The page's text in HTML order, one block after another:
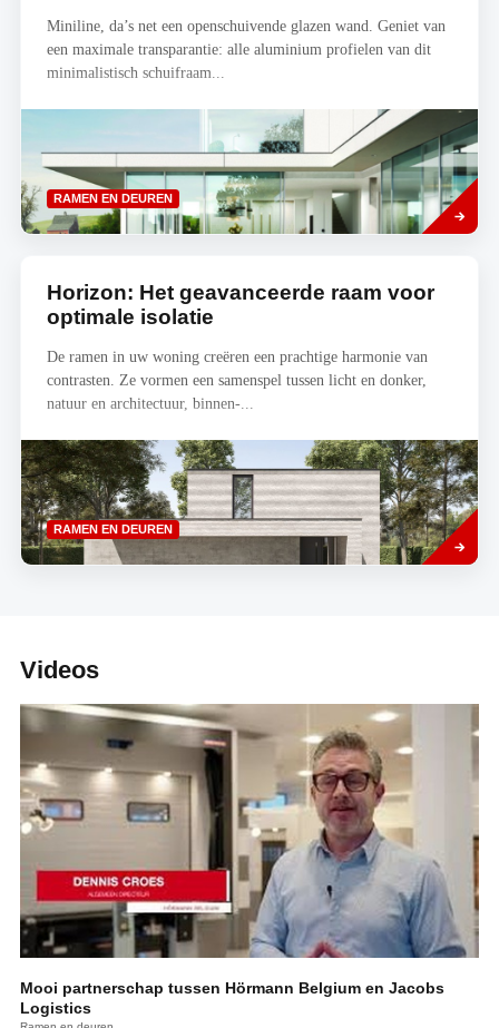
Miniline, da’s net een openschuivende glazen wand. Geniet van
een maximale transparantie: alle aluminium profielen van dit
minimalistisch schuifraam...
RAMEN EN DEUREN
Lees
meer
Horizon: Het geavanceerde raam voor
optimale isolatie
De ramen in uw woning creëren een prachtige harmonie van
contrasten. Ze vormen een samenspel tussen licht en donker,
natuur en architectuur, binnen-...
RAMEN EN DEUREN
Read
more
Videos
Mooi partnerschap tussen Hörmann Belgium en Jacobs
Logistics